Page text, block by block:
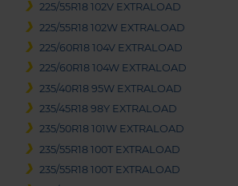
225/55R18 102V EXTRALOAD
225/55R18 102W EXTRALOAD
225/60R18 104V EXTRALOAD
225/60R18 104W EXTRALOAD
235/40R18 95W EXTRALOAD
235/45R18 98Y EXTRALOAD
235/50R18 101W EXTRALOAD
235/55R18 100T EXTRALOAD
235/55R18 100T EXTRALOAD